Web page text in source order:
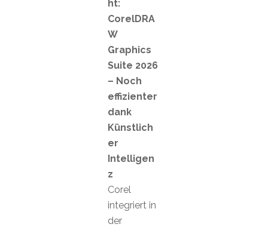
ht:
CorelDRA
W
Graphics
Suite 2026
– Noch
effizienter
dank
Künstlich
er
Intelligen
z
Corel
integriert in
der